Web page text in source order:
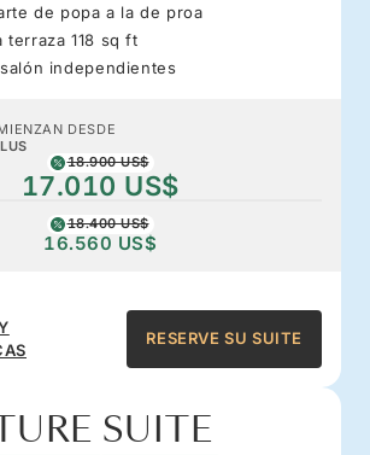
de popa a la de proa
terraza 118 sq ft
independientes
DESDE
18.900 US$
17.010 US$
18.400 US$
16.560 US$
RESERVE SU SUITE
SUITE